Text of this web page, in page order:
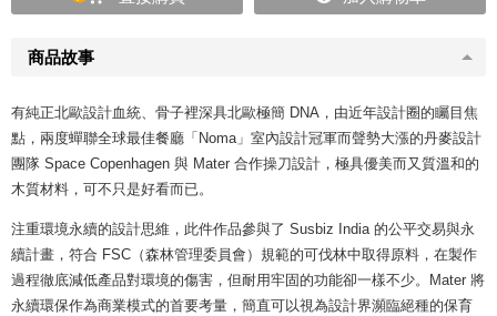
商品故事
有純正北歐設計血統、骨子裡深具北歐極簡 DNA，由近年設計圈的矚目焦
點，兩度蟬聯全球最佳餐廳「Noma」室內設計冠軍而聲勢大漲的丹麥設計
團隊 Space Copenhagen 與 Mater 合作操刀設計，極具優美而又質溫和的
木質材料，可不只是好看而已。
注重環境永續的設計思維，此件作品參與了 Susbiz India 的公平交易與永
續計畫，符合 FSC（森林管理委員會）規範的可伐林中取得原料，在製作
過程徹底減低產品對環境的傷害，但耐用牢固的功能卻一樣不少。Mater 將
永續環保作為商業模式的首要考量，簡直可以視為設計界瀕臨絕種的保育